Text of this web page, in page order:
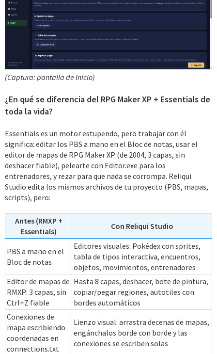
(Captura: pantalla de Inicio)
¿En qué se diferencia del RPG Maker XP + Essentials de
toda la vida?
Essentials es un motor estupendo, pero trabajar con él
significa: editar los PBS a mano en el Bloc de notas, usar el
editor de mapas de RPG Maker XP (de 2004, 3 capas, sin
deshacer fiable), pelearte con Editor.exe para los
entrenadores, y rezar para que nada se corrompa. Reliqui
Studio edita los mismos archivos de tu proyecto (PBS, mapas,
scripts), pero:
Antes (RMXP +
Essentials)
Con Reliqui Studio
PBS a mano en el
Bloc de notas
Editores visuales: Pokédex con sprites,
tabla de tipos interactiva, encuentros,
objetos, movimientos, entrenadores
Editor de mapas de
RMXP: 3 capas, sin
Ctrl+Z fiable
Hasta 8 capas, deshacer, bote de pintura,
copiar/pegar regiones, autotiles con
bordes automáticos
Conexiones de
mapa escribiendo
coordenadas en
connections.txt
Lienzo visual: arrastra decenas de mapas,
engánchalos borde con borde y las
conexiones se escriben solas